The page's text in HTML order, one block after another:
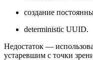
создание
deterministic UUID.
Недостаток —
устаревшим с точки